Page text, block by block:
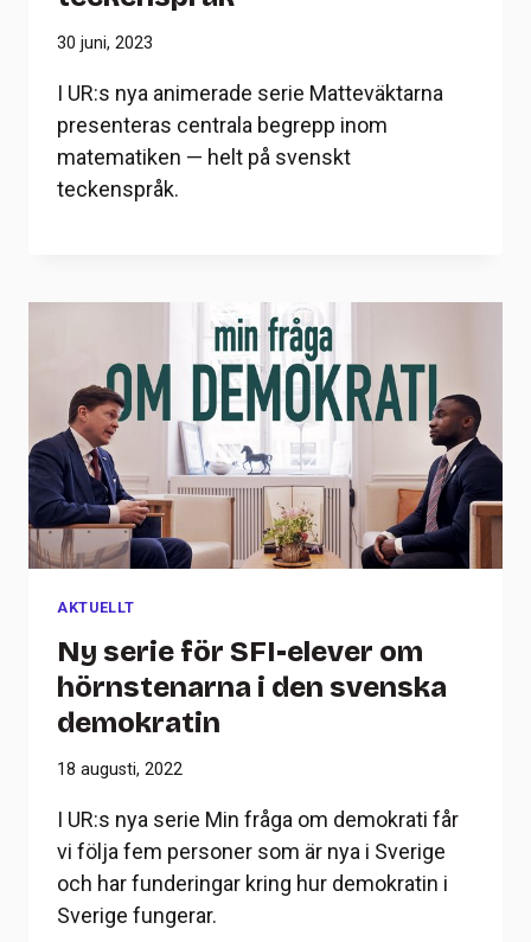
30 juni, 2023
I UR:s nya animerade serie Matteväktarna
presenteras centrala begrepp inom
matematiken — helt på svenskt
teckenspråk.
AKTUELLT
Ny serie för SFI-elever om
hörnstenarna i den svenska
demokratin
18 augusti, 2022
I UR:s nya serie Min fråga om demokrati får
vi följa fem personer som är nya i Sverige
och har funderingar kring hur demokratin i
Sverige fungerar.